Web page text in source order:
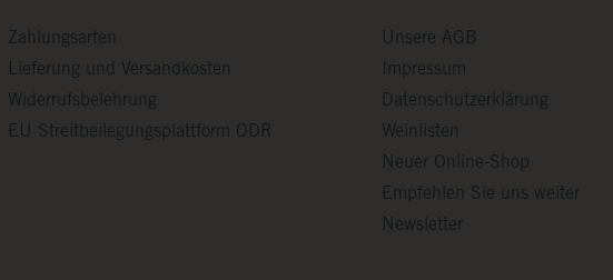
Zahlungsarten
Lieferung und Versandkosten
Widerrufsbelehrung
EU Streitbeilegungsplattform ODR
Unsere AGB
Impressum
Datenschutzerklärung
Weinlisten
Neuer Online-Shop
Empfehlen Sie uns weiter
Newsletter